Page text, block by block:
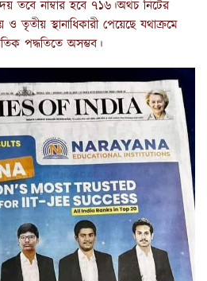
তবে নাম্বার হবে ৭১৬।অথচ নিটের
ও তৃতীয় স্থানাধিকারী পেয়েছে যথাক্রমে
পদ্ধতিতে অসম্ভব।